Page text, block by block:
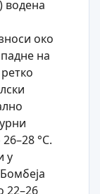
водена
око
на
°C.
у
22–26